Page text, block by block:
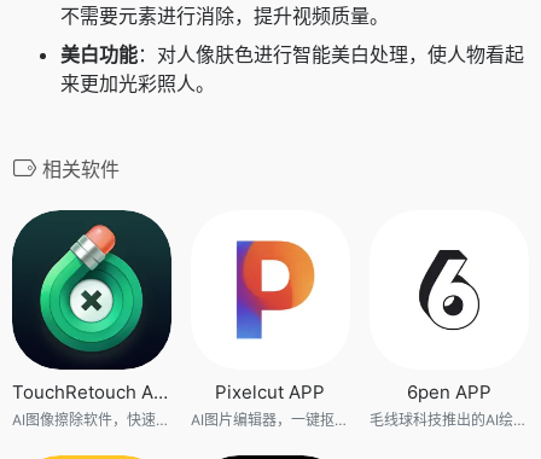
不需要元素进行消除，提升视频质量。
美白功能：对人像肤色进行智能美白处理，使人物看起
来更加光彩照人。
相关软件
TouchRetouch APP
AI图像擦除软件，快速去除照片中的多余元素和对象
Pixelcut APP
AI图片编辑器，一键抠图和抹除
6pen APP
毛线球科技推出的AI绘画和图像生成软件